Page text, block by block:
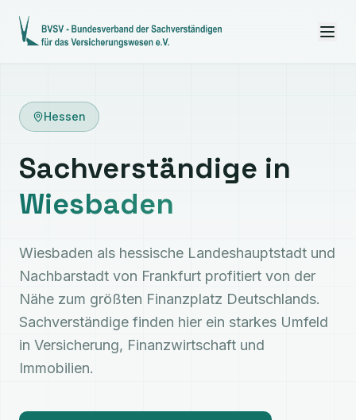
Hessen
Sachverständige in
Wiesbaden
Wiesbaden als hessische Landeshauptstadt und
Nachbarstadt von Frankfurt profitiert von der
Nähe zum größten Finanzplatz Deutschlands.
Sachverständige finden hier ein starkes Umfeld
in Versicherung, Finanzwirtschaft und
Immobilien.